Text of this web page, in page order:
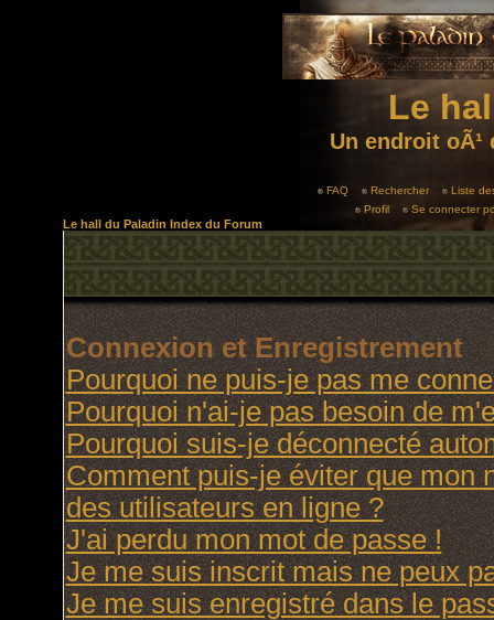
Le
Un endroit
FAQ Rechercher
Liste
Profil
Se connecter
Le hall du Paladin Index du Forum
Connexion et Enregistrement
Pourquoi ne puis-je pas me
Pourquoi n'ai-je pas besoin de
Pourquoi suis-je déconnecté
Comment puis-je éviter que mon
des utilisateurs en ligne ?
J'ai perdu mon mot de passe !
Je me suis inscrit mais ne peux
Je me suis enregistré dans le